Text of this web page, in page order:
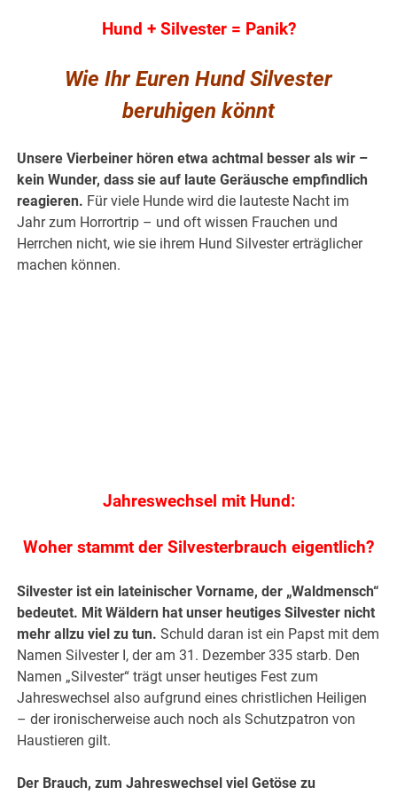
Hund + Silvester = Panik?
Wie Ihr Euren Hund Silvester
beruhigen könnt
Unsere Vierbeiner hören etwa achtmal besser als wir –
kein Wunder, dass sie auf laute Geräusche empfindlich
reagieren. Für viele Hunde wird die lauteste Nacht im
Jahr zum Horrortrip – und oft wissen Frauchen und
Herrchen nicht, wie sie ihrem Hund Silvester erträglicher
machen können.
Jahreswechsel mit Hund:
Woher stammt der Silvesterbrauch eigentlich?
Silvester ist ein lateinischer Vorname, der „Waldmensch“
bedeutet. Mit Wäldern hat unser heutiges Silvester nicht
mehr allzu viel zu tun. Schuld daran ist ein Papst mit dem
Namen Silvester I, der am 31. Dezember 335 starb. Den
Namen „Silvester“ trägt unser heutiges Fest zum
Jahreswechsel also aufgrund eines christlichen Heiligen
– der ironischerweise auch noch als Schutzpatron von
Haustieren gilt.
Der Brauch, zum Jahreswechsel viel Getöse zu